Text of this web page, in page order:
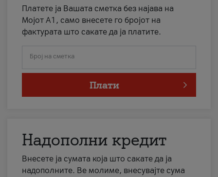
Платете ја Вашата сметка без најава на
Мојот А1, само внесете го бројот на
фактурата што сакате да ја платите.
Број на сметка
Плати
Надополни кредит
Внесете ја сумата која што сакате да ја
надополните. Ве молиме, внесувајте сума